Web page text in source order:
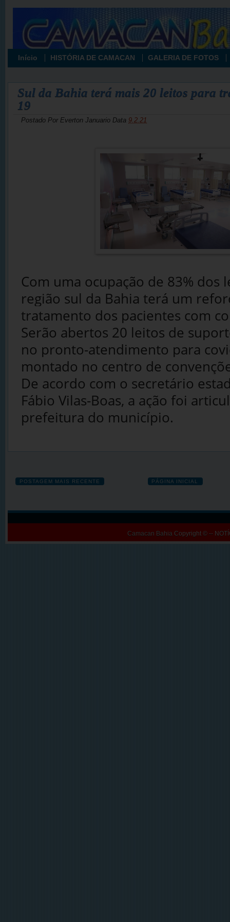
Início HISTÓRIA DE CAMACAN GALERIA DE FOTOS
Sul da Bahia terá mais 20 leitos para
19
Postado Por Everton Januario Data 9.2.21
Com uma ocupação de 83% dos
região sul da Bahia terá um
tratamento dos pacientes com
Serão abertos 20 leitos de
no pronto-atendimento para
montado no centro de
De acordo com o secretário
Fábio Vilas-Boas, a ação foi
prefeitura do município.
POSTAGEM MAIS RECENTE PÁGINA INICIAL
Camacan Bahia Copyright © --